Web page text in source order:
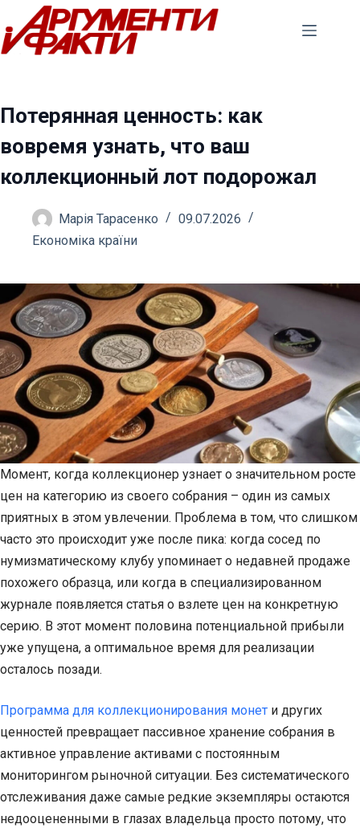
Перейти
до
вмісту
Потерянная ценность: как
вовремя узнать, что ваш
коллекционный лот подорожал
Марія Тарасенко
09.07.2026
Економіка країни
Момент, когда коллекционер узнает о значительном росте
цен на категорию из своего собрания – один из самых
приятных в этом увлечении. Проблема в том, что слишком
часто это происходит уже после пика: когда сосед по
нумизматическому клубу упоминает о недавней продаже
похожего образца, или когда в специализированном
журнале появляется статья о взлете цен на конкретную
серию. В этот момент половина потенциальной прибыли
уже упущена, а оптимальное время для реализации
осталось позади.
Программа для коллекционирования монет и других
ценностей превращает пассивное хранение собрания в
активное управление активами с постоянным
мониторингом рыночной ситуации. Без систематического
отслеживания даже самые редкие экземпляры остаются
недооцененными в глазах владельца просто потому, что